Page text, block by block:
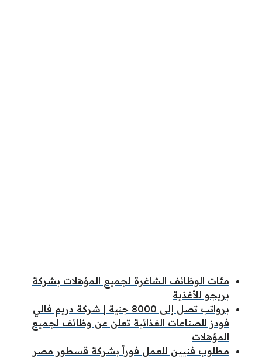
مئات الوظائف الشاغرة لجميع المؤهلات بشركة
بريجو للأغذية
برواتب تصل إلى 8000 جنية | شركة دريم فالي
فودز للصناعات الغذائية تعلن عن وظائف لجميع
المؤهلات
مطلوب فنيين للعمل فوراً بشركة قسطور مصر